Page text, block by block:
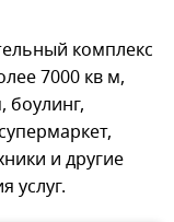
комплекс
7000 кв м,
боулинг,
и другие
услуг.